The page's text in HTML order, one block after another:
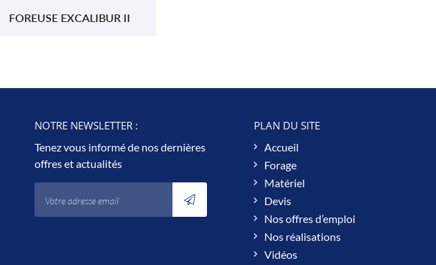
FOREUSE EXCALIBUR II
NOTRE NEWSLETTER :
Tenez vous informé de nos dernières
offres et actualités
PLAN DU SITE
Accueil
Forage
Matériel
Devis
Nos offres d’emploi
Nos réalisations
Vidéos